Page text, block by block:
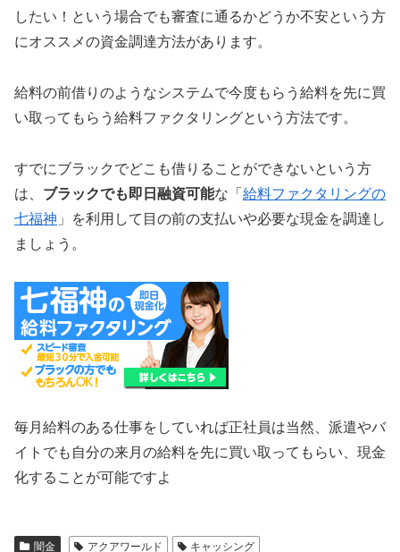
したい！という場合でも審査に通るかどうか不安という方
にオススメの資金調達方法があります。
給料の前借りのようなシステムで今度もらう給料を先に買
い取ってもらう給料ファクタリングという方法です。
すでにブラックでどこも借りることができないという方
は、 ブラックでも即日融資可能な「 給料ファクタリングの
七福神 」を利用して目の前の支払いや必要な現金を調達し
ましょう。
毎月給料のある仕事をしていれば正社員は当然、派遣やバ
イトでも自分の来月の給料を先に買い取ってもらい、現金
化することが可能ですよ
闇金 アクアワールド キャッシング